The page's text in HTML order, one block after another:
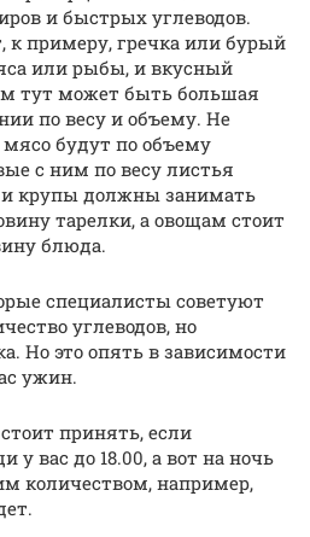
и быстрых углеводов.
примеру, гречка или бурый
или рыбы, и вкусный
тут может быть большая
по весу и объему. Не
будут по объему
с ним по весу листья
и крупы должны занимать
тарелки, а овощам стоит
блюда.
специалисты советуют
углеводов, но
Но это опять в зависимости
ужин.
принять, если
вас до 18.00, а вот на ночь
количеством, например,